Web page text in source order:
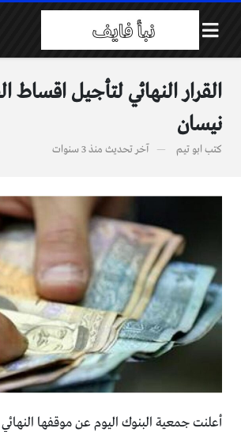
القرار النهائي لتأجيل
نيسان
كتب ابو تيم آخر تحديث منذ 3 سنوات
أعلنت جمعية البنوك اليوم عن موقفها